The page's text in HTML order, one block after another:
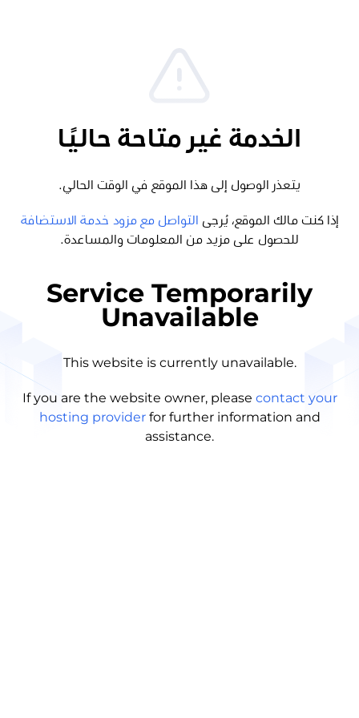
الخدمة غير متاحة حاليًا
يتعذر الوصول إلى هذا الموقع في الوقت الحالي.
إذا كنت مالك الموقع، يُرجى
التواصل مع مزود خدمة الاستضافة
للحصول على مزيد من المعلومات والمساعدة.
Service Temporarily
Unavailable
This website is currently unavailable.
If you are the website owner, please contact your
hosting provider for further information and
assistance.